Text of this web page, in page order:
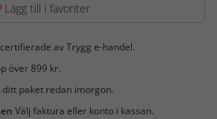
Lägg till i favoriter
av Trygg e-handel.
över 899 kr.
ditt paket redan imorgon.
Välj faktura eller konto i kassan.